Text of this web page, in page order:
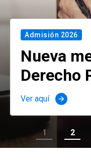
Admisión 2026
Nueva
Derecho
Ver aquí arrow_forward
1 2